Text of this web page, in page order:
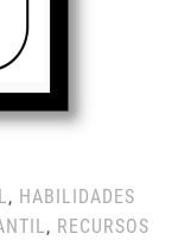
, HABILIDADES
, RECURSOS